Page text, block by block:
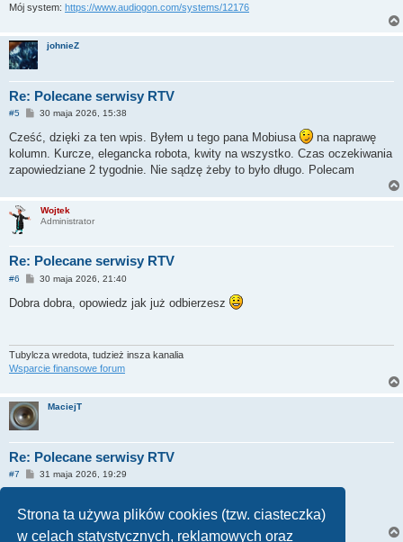
Strona ta używa plików cookies (tzw. ciasteczka)
w celach statystycznych, reklamowych oraz
Mój system: https://www.audiogon.com/systems/12176
johnieZ
Re: Polecane serwisy RTV
#5
P
s
30 maja 2026, 15:38
Cześć, dzięki za ten wpis. Byłem u tego pana Mobiusa
na naprawę
kolumn. Kurcze, elegancka robota, kwity na wszystko. Czas oczekiwania
zapowiedziane 2 tygodnie. Nie sądzę żeby to było długo. Polecam
Wojtek
Administrator
Re: Polecane serwisy RTV
#6
P
s
t
30 maja 2026, 21:40
Dobra dobra, opowiedz jak już odbierzesz
Tubylcza wredota, tudzież insza kanalia
Wsparcie finansowe forum
MaciejT
Re: Polecane serwisy RTV
#7
P31 maja 2026, 19:29